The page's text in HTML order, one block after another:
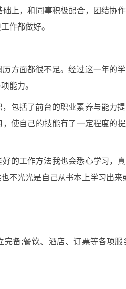
上，和同事积极配合，团结协
作都做好。
方面都很不足。经过这一年的
能力。
包括了前台的职业素养与能力
使自己的技能有了一定程度的
的工作方法我也会悉心学习，
不光光是自己从书本上学习出来
完备;餐饮、酒店、订票等各项